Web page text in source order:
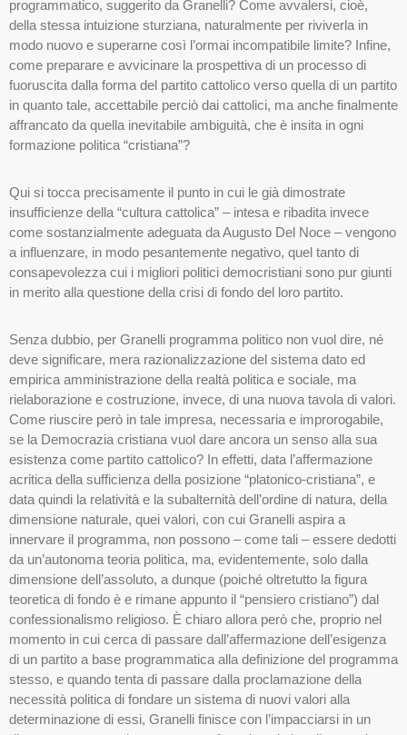
programmatico, suggerito da Granelli? Come avvalersi, cioè,
della stessa intuizione sturziana, naturalmente per riviverla in
modo nuovo e superarne così l’ormai incompatibile limite? Infine,
come preparare e avvicinare la prospettiva di un processo di
fuoruscita dalla forma del partito cattolico verso quella di un partito
in quanto tale, accettabile perciò dai cattolici, ma anche finalmente
affrancato da quella inevitabile ambiguità, che è insita in ogni
formazione politica “cristiana”?
Qui si tocca precisamente il punto in cui le già dimostrate
insufficienze della “cultura cattolica” – intesa e ribadita invece
come sostanzialmente adeguata da Augusto Del Noce – vengono
a influenzare, in modo pesantemente negativo, quel tanto di
consapevolezza cui i migliori politici democristiani sono pur giunti
in merito alla questione della crisi di fondo del loro partito.
Senza dubbio, per Granelli programma politico non vuol dire, né
deve significare, mera razionalizzazione del sistema dato ed
empirica amministrazione della realtà politica e sociale, ma
rielaborazione e costruzione, invece, di una nuova tavola di valori.
Come riuscire però in tale impresa, necessaria e improrogabile,
se la Democrazia cristiana vuol dare ancora un senso alla sua
esistenza come partito cattolico? In effetti, data l’affermazione
acritica della sufficienza della posizione “platonico-cristiana”, e
data quindi la relatività e la subalternità dell’ordine di natura, della
dimensione naturale, quei valori, con cui Granelli aspira a
innervare il programma, non possono – come tali – essere dedotti
da un’autonoma teoria politica, ma, evidentemente, solo dalla
dimensione dell’assoluto, a dunque (poiché oltretutto la figura
teoretica di fondo è e rimane appunto il “pensiero cristiano”) dal
confessionalismo religioso. È chiaro allora però che, proprio nel
momento in cui cerca di passare dall’affermazione dell’esigenza
di un partito a base programmatica alla definizione del programma
stesso, e quando tenta di passare dalla proclamazione della
necessità politica di fondare un sistema di nuovi valori alla
determinazione di essi, Granelli finisce con l’impacciarsi in un